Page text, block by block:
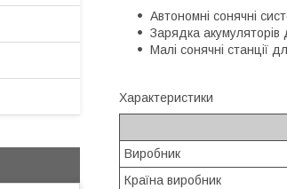
Автономні сонячні
Зарядка
Малі сонячні станції
Характеристики
Виробник
Країна виробник